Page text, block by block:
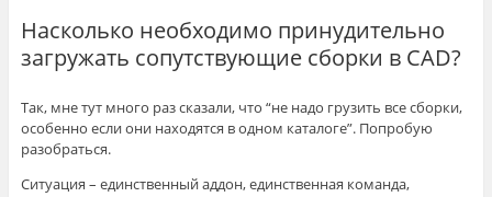
Насколько необходимо принудительно
загружать сопутствующие сборки в CAD?
Так, мне тут много раз сказали, что “не надо грузить все сборки,
особенно если они находятся в одном каталоге”. Попробую
разобраться.
Ситуация – единственный аддон, единственная команда,